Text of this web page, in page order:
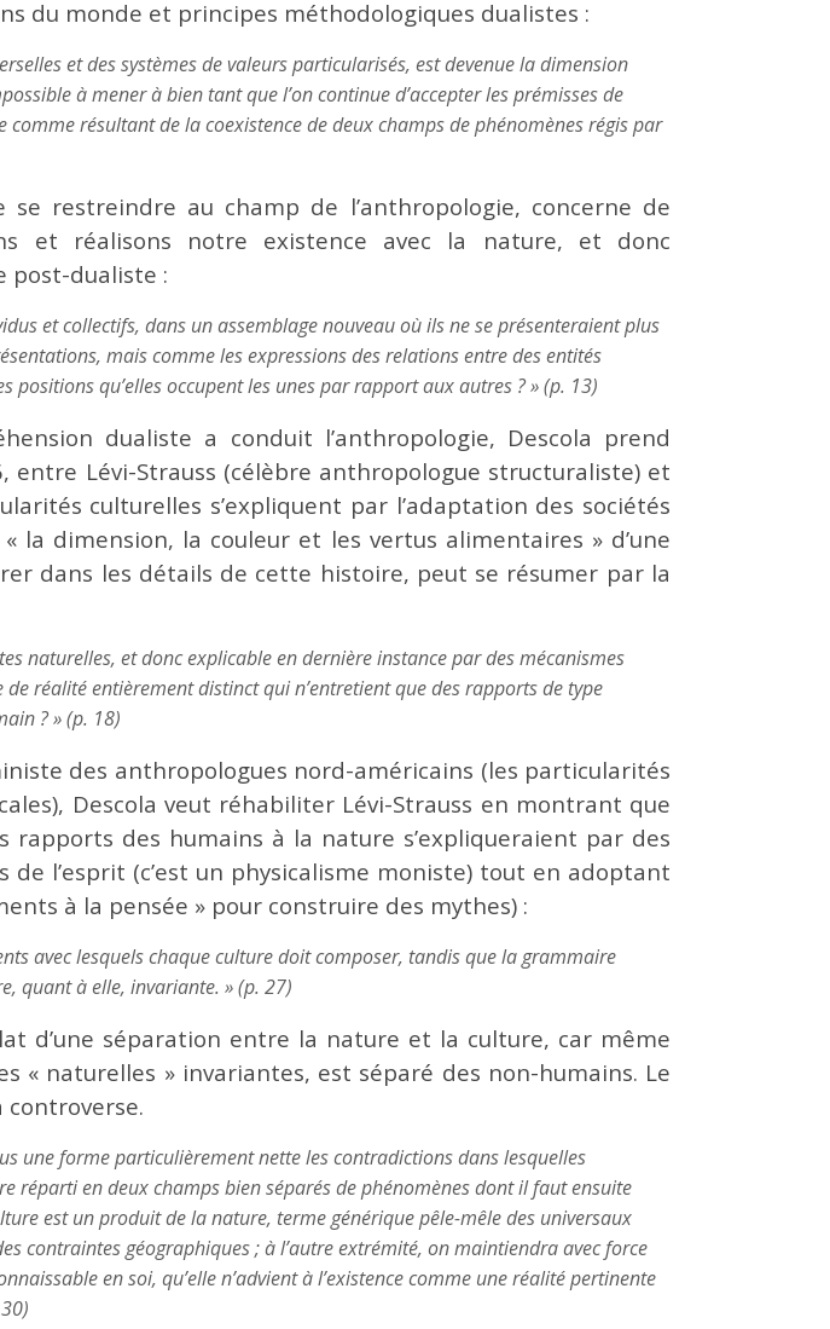
du monde et principes méthodologiques dualistes :
et des systèmes de valeurs particularisés, est devenue la dimension
à mener à bien tant que l’on continue d’accepter les prémisses de
résultant de la coexistence de deux champs de phénomènes régis par
restreindre au champ de l’anthropologie, concerne de
et réalisons notre existence avec la nature, et donc
post-dualiste :
et collectifs, dans un assemblage nouveau où ils ne se présenteraient plus
mais comme les expressions des relations entre des entités
qu’elles occupent les unes par rapport aux autres ? » (p. 13)
dualiste a conduit l’anthropologie, Descola prend
entre Lévi-Strauss (célèbre anthropologue structuraliste) et
culturelles s’expliquent par l’adaptation des sociétés
dimension, la couleur et les vertus alimentaires » d’une
dans les détails de cette histoire, peut se résumer par la
naturelles, et donc explicable en dernière instance par des mécanismes
réalité entièrement distinct qui n’entretient que des rapports de type
? » (p. 18)
des anthropologues nord-américains (les particularités
Descola veut réhabiliter Lévi-Strauss en montrant que
des humains à la nature s’expliqueraient par des
l’esprit (c’est un physicalisme moniste) tout en adoptant
à la pensée » pour construire des mythes) :
avec lesquels chaque culture doit composer, tandis que la grammaire
quant à elle, invariante. » (p. 27)
d’une séparation entre la nature et la culture, car même
« naturelles » invariantes, est séparé des non-humains. Le
controverse.
une forme particulièrement nette les contradictions dans lesquelles
réparti en deux champs bien séparés de phénomènes dont il faut ensuite
est un produit de la nature, terme générique pêle-mêle des universaux
contraintes géographiques ; à l’autre extrémité, on maintiendra avec force
en soi, qu’elle n’advient à l’existence comme une réalité pertinente